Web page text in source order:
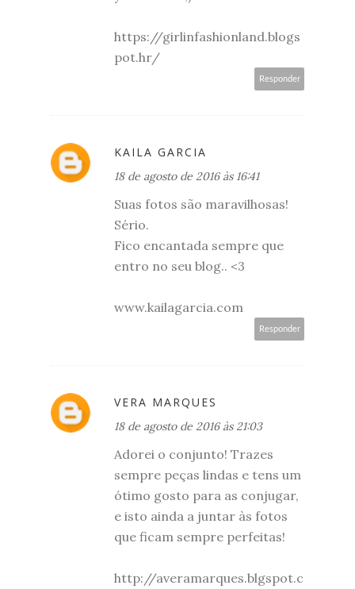
https://girlinfashionland.blogs
pot.hr/
Responder
KAILA GARCIA
18 de agosto de 2016 às 16:41
Suas fotos são maravilhosas!
Sério.
Fico encantada sempre que
entro no seu blog.. <3
www.kailagarcia.com
Responder
VERA MARQUES
18 de agosto de 2016 às 21:03
Adorei o conjunto! Trazes
sempre peças lindas e tens um
ótimo gosto para as conjugar,
e isto ainda a juntar às fotos
que ficam sempre perfeitas!
http://averamarques.blgspot.c